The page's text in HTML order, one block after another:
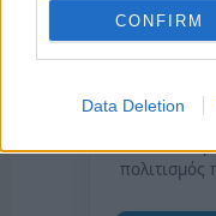
CONFIRM
Data Deletion
Οι
το
πολιτισμός